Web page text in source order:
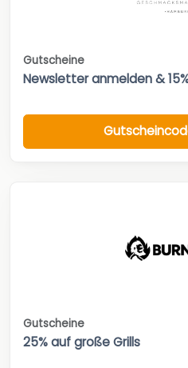
Gutscheine
Newsletter anmelden &
Gutscheine
25% auf große Grills